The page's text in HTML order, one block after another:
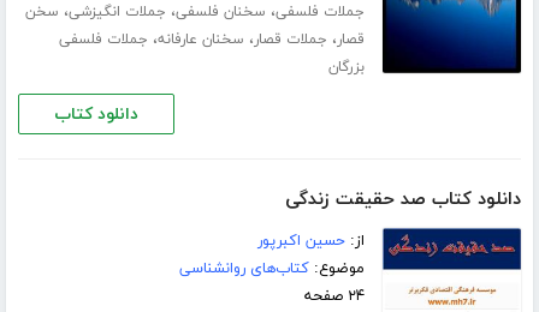
جملات فلسفی، سخنان فلسفی، جملات انگیزشی، سخن
قصار، جملات قصار، سخنان عارفانه، جملات فلسفی
بزرگان
دانلود کتاب
دانلود کتاب صد حقیقت زندگی
از:حسین اکبرپور
موضوع:کتاب‌های روانشناسی
۲۴ صفحه